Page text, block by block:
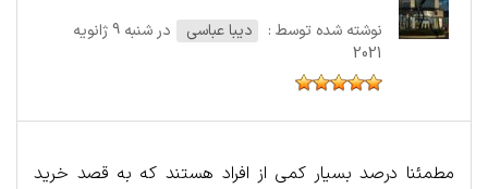
نوشته شده توسط : دیبا عباسی
در شنبه 9 ژانویه
2021
مطمئنا درصد بسیار کمی از افراد هستند که به قصد خرید